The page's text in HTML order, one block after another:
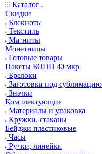
Каталог
Скидки
Блокноты
Текстиль
Магниты
Монетницы
Готовые товары
Пакеты БОПП 40 мкр
Брелоки
Заготовки под сублимацию
Значки
Комплектующие
Материалы и упаковка
Кружки, стаканы
Бейджи пластиковые
Часы
Ручки, линейки